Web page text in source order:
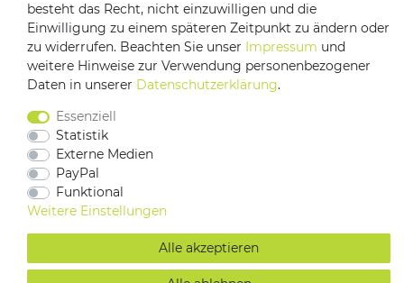
Impressum Daten­schutz­erklärung
AGB
Barrierefreiheitserklärung
Vertrag widerrufen
besteht das Recht, nicht einzuwilligen und die
Einwilligung zu einem späteren Zeitpunkt zu ändern oder
zu widerrufen. Beachten Sie unser Impressum und
weitere Hinweise zur Verwendung personenbezogener
Daten in unserer Daten­schutz­erklärung.
Essenziell
Statistik
Externe Medien
PayPal
Funktional
Weitere Einstellungen
Alle akzeptieren